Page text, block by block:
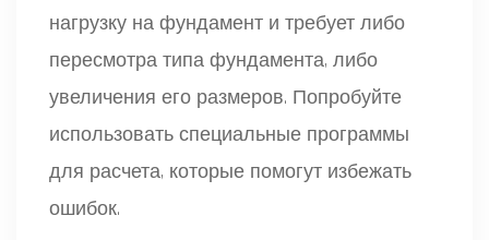
нагрузку на фундамент и требует либо
пересмотра типа фундамента, либо
увеличения его размеров. Попробуйте
использовать специальные программы
для расчета, которые помогут избежать
ошибок.